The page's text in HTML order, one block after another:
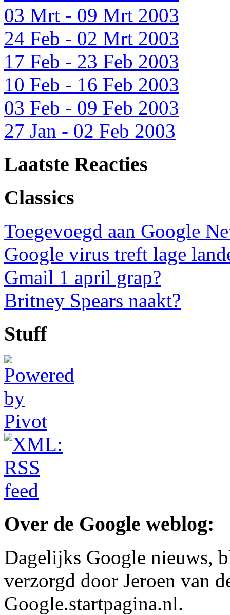
03 Mrt - 09 Mrt 2003
24 Feb - 02 Mrt 2003
17 Feb - 23 Feb 2003
10 Feb - 16 Feb 2003
03 Feb - 09 Feb 2003
27 Jan - 02 Feb 2003
Laatste Reacties
Classics
Toegevoegd aan Google
Google virus treft lage
Gmail 1 april grap?
Britney Spears naakt?
Stuff
Over de Google weblog:
Dagelijks Google nieuws,
verzorgd door Jeroen van
Google.startpagina.nl.